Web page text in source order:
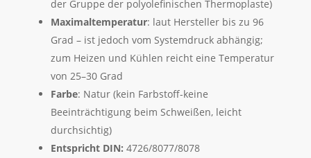
der Gruppe der polyolefinischen Thermoplaste)
Maximaltemperatur: laut Hersteller bis zu 96
Grad – ist jedoch vom Systemdruck abhängig;
zum Heizen und Kühlen reicht eine Temperatur
von 25–30 Grad
Farbe: Natur (kein Farbstoff-keine
Beeinträchtigung beim Schweißen, leicht
durchsichtig)
Entspricht DIN: 4726/8077/8078